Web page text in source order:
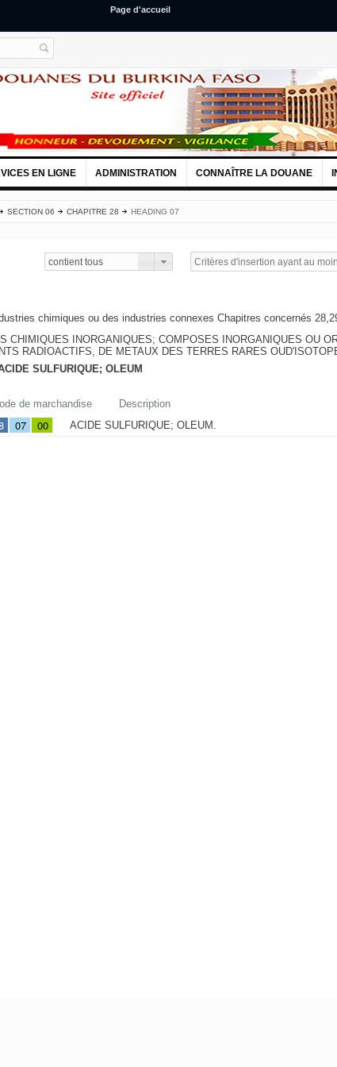
Page d'accueil
EN LIGNE ADMINISTRATION CONNAÎTRE LA DOUANE
SECTION 06 CHAPITRE 28 HEADING 07
contient tous
chimiques ou des industries connexes Chapitres concernés
CHIMIQUES INORGANIQUES; COMPOSES INORGANIQUES OU
RADIOACTIFS, DE METAUX DES TERRES RARES
SULFURIQUE; OLEUM
de marchandise Description
07 00 ACIDE SULFURIQUE; OLEUM.